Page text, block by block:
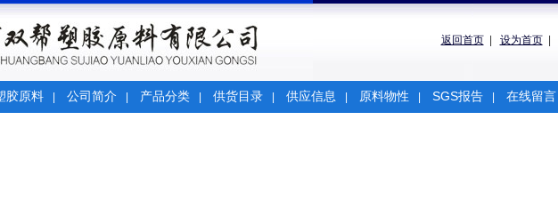
返回首页| 设为首页|
胶原料 公司简介 产品分类 供货目录 供应信息 原料物性 SGS报告 在线留言